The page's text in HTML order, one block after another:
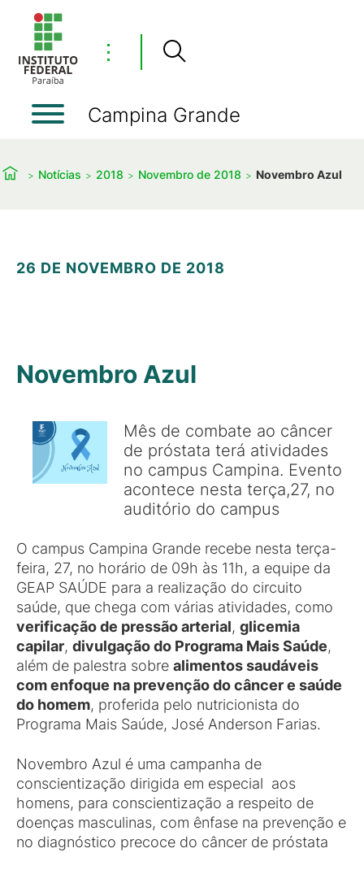
⋮
Campina Grande
Notícias 2018 Novembro de 2018 Novembro Azul
26 DE NOVEMBRO DE 2018
Novembro Azul
Mês de combate ao câncer
de próstata terá atividades
no campus Campina. Evento
acontece nesta terça,27, no
auditório do campus
O campus Campina Grande recebe nesta terça-
feira, 27, no horário de 09h às 11h, a equipe da
GEAP SAÚDE para a realização do circuito
saúde, que chega com várias atividades, como
verificação de pressão arterial, glicemia
capilar, divulgação do Programa Mais Saúde,
além de palestra sobre alimentos saudáveis
com enfoque na prevenção do câncer e saúde
do homem, proferida pelo nutricionista do
Programa Mais Saúde, José Anderson Farias.
Novembro Azul é uma campanha de
conscientização dirigida em especial aos
homens, para conscientização a respeito de
doenças masculinas, com ênfase na prevenção e
no diagnóstico precoce do câncer de próstata